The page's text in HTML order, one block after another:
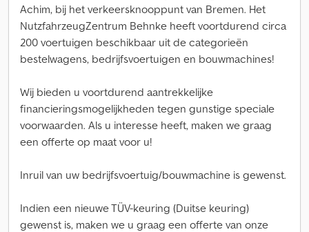
Achim, bij het verkeersknooppunt van Bremen. Het
NutzfahrzeugZentrum Behnke heeft voortdurend circa
200 voertuigen beschikbaar uit de categorieën
bestelwagens, bedrijfsvoertuigen en bouwmachines!
Wij bieden u voortdurend aantrekkelijke
financieringsmogelijkheden tegen gunstige speciale
voorwaarden. Als u interesse heeft, maken we graag
een offerte op maat voor u!
Inruil van uw bedrijfsvoertuig/bouwmachine is gewenst.
Indien een nieuwe TÜV-keuring (Duitse keuring)
gewenst is, maken we u graag een offerte van onze